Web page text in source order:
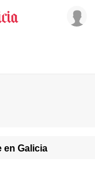
en Galicia